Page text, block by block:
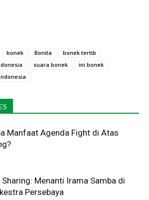
bonek Bonita
bonek tertib
suara bonek
ini bonek
Manfaat Agenda Fight di Atas
Sharing: Menanti Irama Samba di
Persebaya